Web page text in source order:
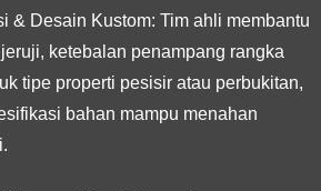
& Desain Kustom: Tim ahli membantu
ketebalan penampang rangka
tipe properti pesisir atau perbukitan,
bahan mampu menahan